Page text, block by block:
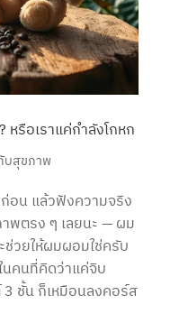
รือเราแค่กำลังโกหก
บสุขภาพ
อน แล้วฟังความจริง
พตรง ๆ เลยนะ — ผม
ช่วยให้ผมผอมใช่ครับ
คนที่คิดว่าแค่จิบ
ชั้น ก็เหมือนลงคอร์ส